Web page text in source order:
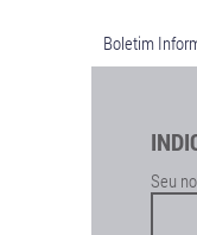
Boletim
Seu